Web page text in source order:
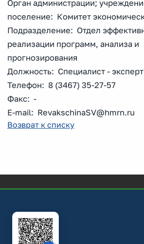
Орган администрации;
поселение: Комитет
Подразделение: Отдел
реализации программ, анализа и
прогнозирования
Должность: Специалист - эксперт
Телефон: 8 (3467) 35-27-57
Факс: -
E-mail: RevakschinaSV@hmrn.ru
Возврат к списку